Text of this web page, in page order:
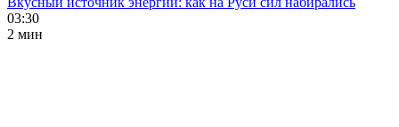
03:30
2 мин